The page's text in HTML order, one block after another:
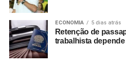
ECONOMIA 5 dias atrás
Retenção de
trabalhista